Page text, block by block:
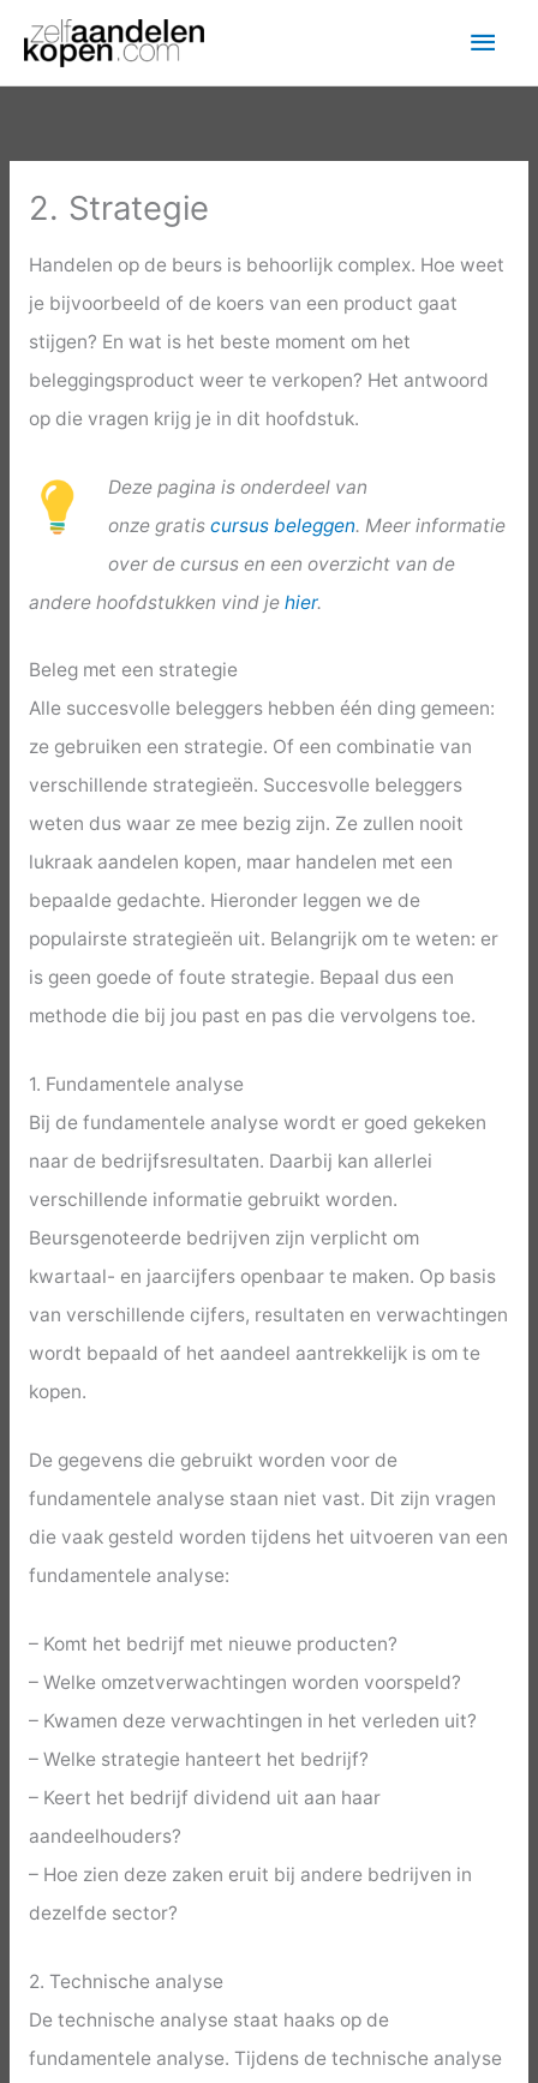
naar
de
2. Strategie
Handelen op de beurs is behoorlijk complex. Hoe weet
je bijvoorbeeld of de koers van een product gaat
stijgen? En wat is het beste moment om het
beleggingsproduct weer te verkopen? Het antwoord
op die vragen krijg je in dit hoofdstuk.
Deze pagina is onderdeel van
onze gratiscursus beleggen. Meer informatie
over de cursus en een overzicht van de
andere hoofdstukken vind je hier.
Beleg met een strategie
Alle succesvolle beleggers hebben één ding gemeen:
ze gebruiken een strategie. Of een combinatie van
verschillende strategieën. Succesvolle beleggers
weten dus waar ze mee bezig zijn. Ze zullen nooit
lukraak aandelen kopen, maar handelen met een
bepaalde gedachte. Hieronder leggen we de
populairste strategieën uit. Belangrijk om te weten: er
is geen goede of foute strategie. Bepaal dus een
methode die bij jou past en pas die vervolgens toe.
1. Fundamentele analyse
Bij de fundamentele analyse wordt er goed gekeken
naar de bedrijfsresultaten. Daarbij kan allerlei
verschillende informatie gebruikt worden.
Beursgenoteerde bedrijven zijn verplicht om
kwartaal- en jaarcijfers openbaar te maken. Op basis
van verschillende cijfers, resultaten en verwachtingen
wordt bepaald of het aandeel aantrekkelijk is om te
kopen.
De gegevens die gebruikt worden voor de
fundamentele analyse staan niet vast. Dit zijn vragen
die vaak gesteld worden tijdens het uitvoeren van een
fundamentele analyse:
– Komt het bedrijf met nieuwe producten?
– Welke omzetverwachtingen worden voorspeld?
– Kwamen deze verwachtingen in het verleden uit?
– Welke strategie hanteert het bedrijf?
– Keert het bedrijf dividend uit aan haar
aandeelhouders?
– Hoe zien deze zaken eruit bij andere bedrijven in
dezelfde sector?
2. Technische analyse
De technische analyse staat haaks op de
fundamentele analyse. Tijdens de technische analyse